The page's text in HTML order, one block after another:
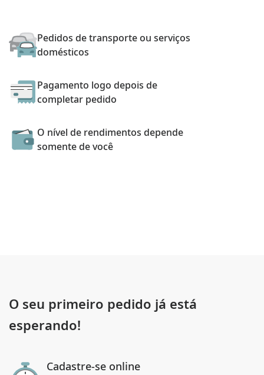
Pedidos de transporte ou serviços
domésticos
Pagamento logo depois de
completar pedido
O nível de rendimentos depende
somente de você
O seu primeiro pedido já está
esperando!
Cadastre-se online